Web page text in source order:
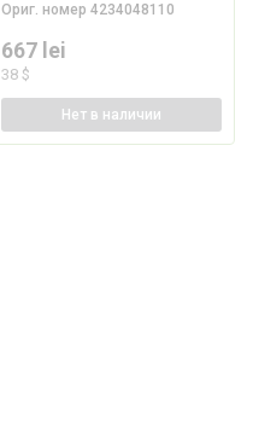
Ориг. номер4234048110
667 lei
38 $
Нет в наличии